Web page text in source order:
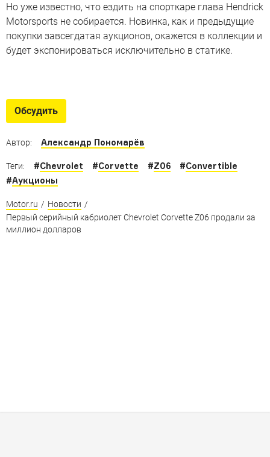
Но уже известно, что ездить на спорткаре глава Hendrick
Motorsports не собирается. Новинка, как и предыдущие
покупки завсегдатая аукционов, окажется в коллекции и
будет экспонироваться исключительно в статике.
Самые невероятные версии Chevrolet Corvette, от
Обсудить
Автор: Александр Пономарёв
Теги: #Chevrolet #Corvette #Z06 #Convertible
#Аукционы
Motor.ru / Новости /
Первый серийный кабриолет Chevrolet Corvette Z06 продали за
миллион долларов